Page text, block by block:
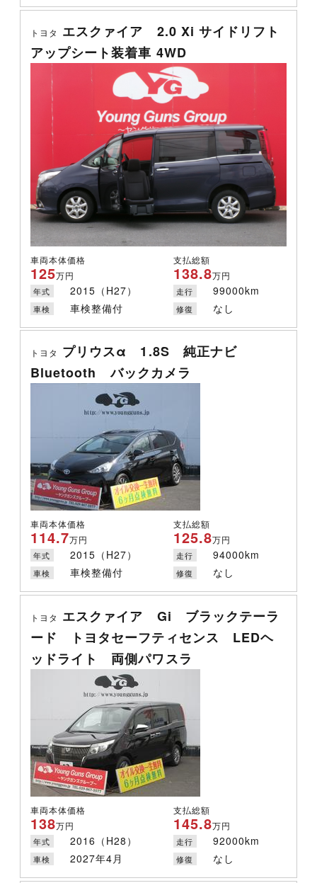
トヨタ エスクァイア 2.0 Xi サイドリフト
アップシート装着車 4WD
車両本体価格
125万円
支払総額
138.8万円
年式 2015（H27） 走行 99000km
車検 車検整備付 修復 なし
トヨタ プリウスα 1.8S 純正ナビ
Bluetooth バックカメラ
車両本体価格
114.7万円
支払総額
125.8万円
年式 2015（H27） 走行 94000km
車検 車検整備付 修復 なし
トヨタ エスクァイア Gi ブラックテーラ
ード トヨタセーフティセンス LEDヘ
ッドライト 両側パワスラ
車両本体価格
138万円
支払総額
145.8万円
年式 2016（H28） 走行 92000km
車検 2027年4月 修復 なし